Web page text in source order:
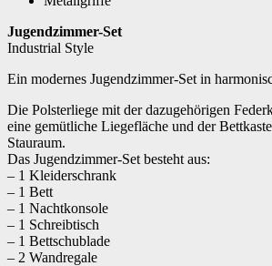
Jugendzimmer-Set
Industrial Style
Ein modernes Jugendzimmer-Set in
Die Polsterliege mit der dazugehörigen
eine gemütliche Liegefläche und der
Stauraum.
Das Jugendzimmer-Set besteht aus:
– 1 Kleiderschrank
– 1 Bett
– 1 Nachtkonsole
– 1 Schreibtisch
– 1 Bettschublade
– 2 Wandregale